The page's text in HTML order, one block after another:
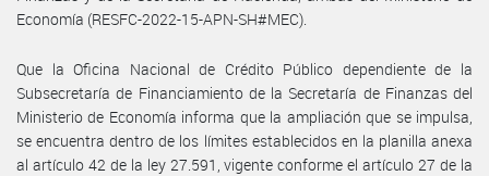
Economía (RESFC-2022-15-APN-SH#MEC).
Que la Oficina Nacional de Crédito Público dependiente de la
Subsecretaría de Financiamiento de la Secretaría de Finanzas del
Ministerio de Economía informa que la ampliación que se impulsa,
se encuentra dentro de los límites establecidos en la planilla anexa
al artículo 42 de la ley 27.591, vigente conforme el artículo 27 de la